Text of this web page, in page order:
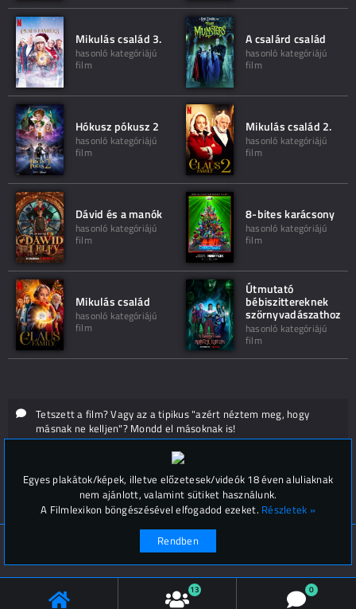
Mikulás család 3.
hasonló kategóriájú
film
A csalárd család
hasonló kategóriájú
film
Hókusz pókusz 2
hasonló kategóriájú
film
Mikulás család 2.
hasonló kategóriájú
film
Dávid és a manók
hasonló kategóriájú
film
8-bites karácsony
hasonló kategóriájú
film
Mikulás család
hasonló kategóriájú
film
Útmutató
bébiszittereknek
szörnyvadászathoz
hasonló kategóriájú
film
Tetszett a film? Vagy az a tipikus "azért néztem meg, hogy
másnak ne kelljen"? Mondd el másoknak is!
Hozzászólások (
13 0
© Filmlexikon 2019-2026
Kapcsolat, impresszum
Egyes plakátok/képek, illetve előzetesek/videók 18 éven aluliaknak
nem ajánlott, valamint sütiket használunk.
A Filmlexikon böngészésével elfogadod ezeket. Részletek »
Rendben